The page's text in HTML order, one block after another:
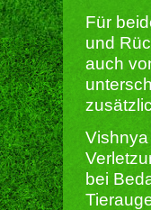
Für
und
auch
bei